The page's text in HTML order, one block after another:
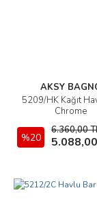
AKSY
5209/HK Kağıt
Chrome
%20
6.360,00
İncele
Sepete